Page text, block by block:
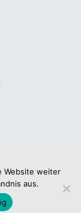
Website weiter
aus.